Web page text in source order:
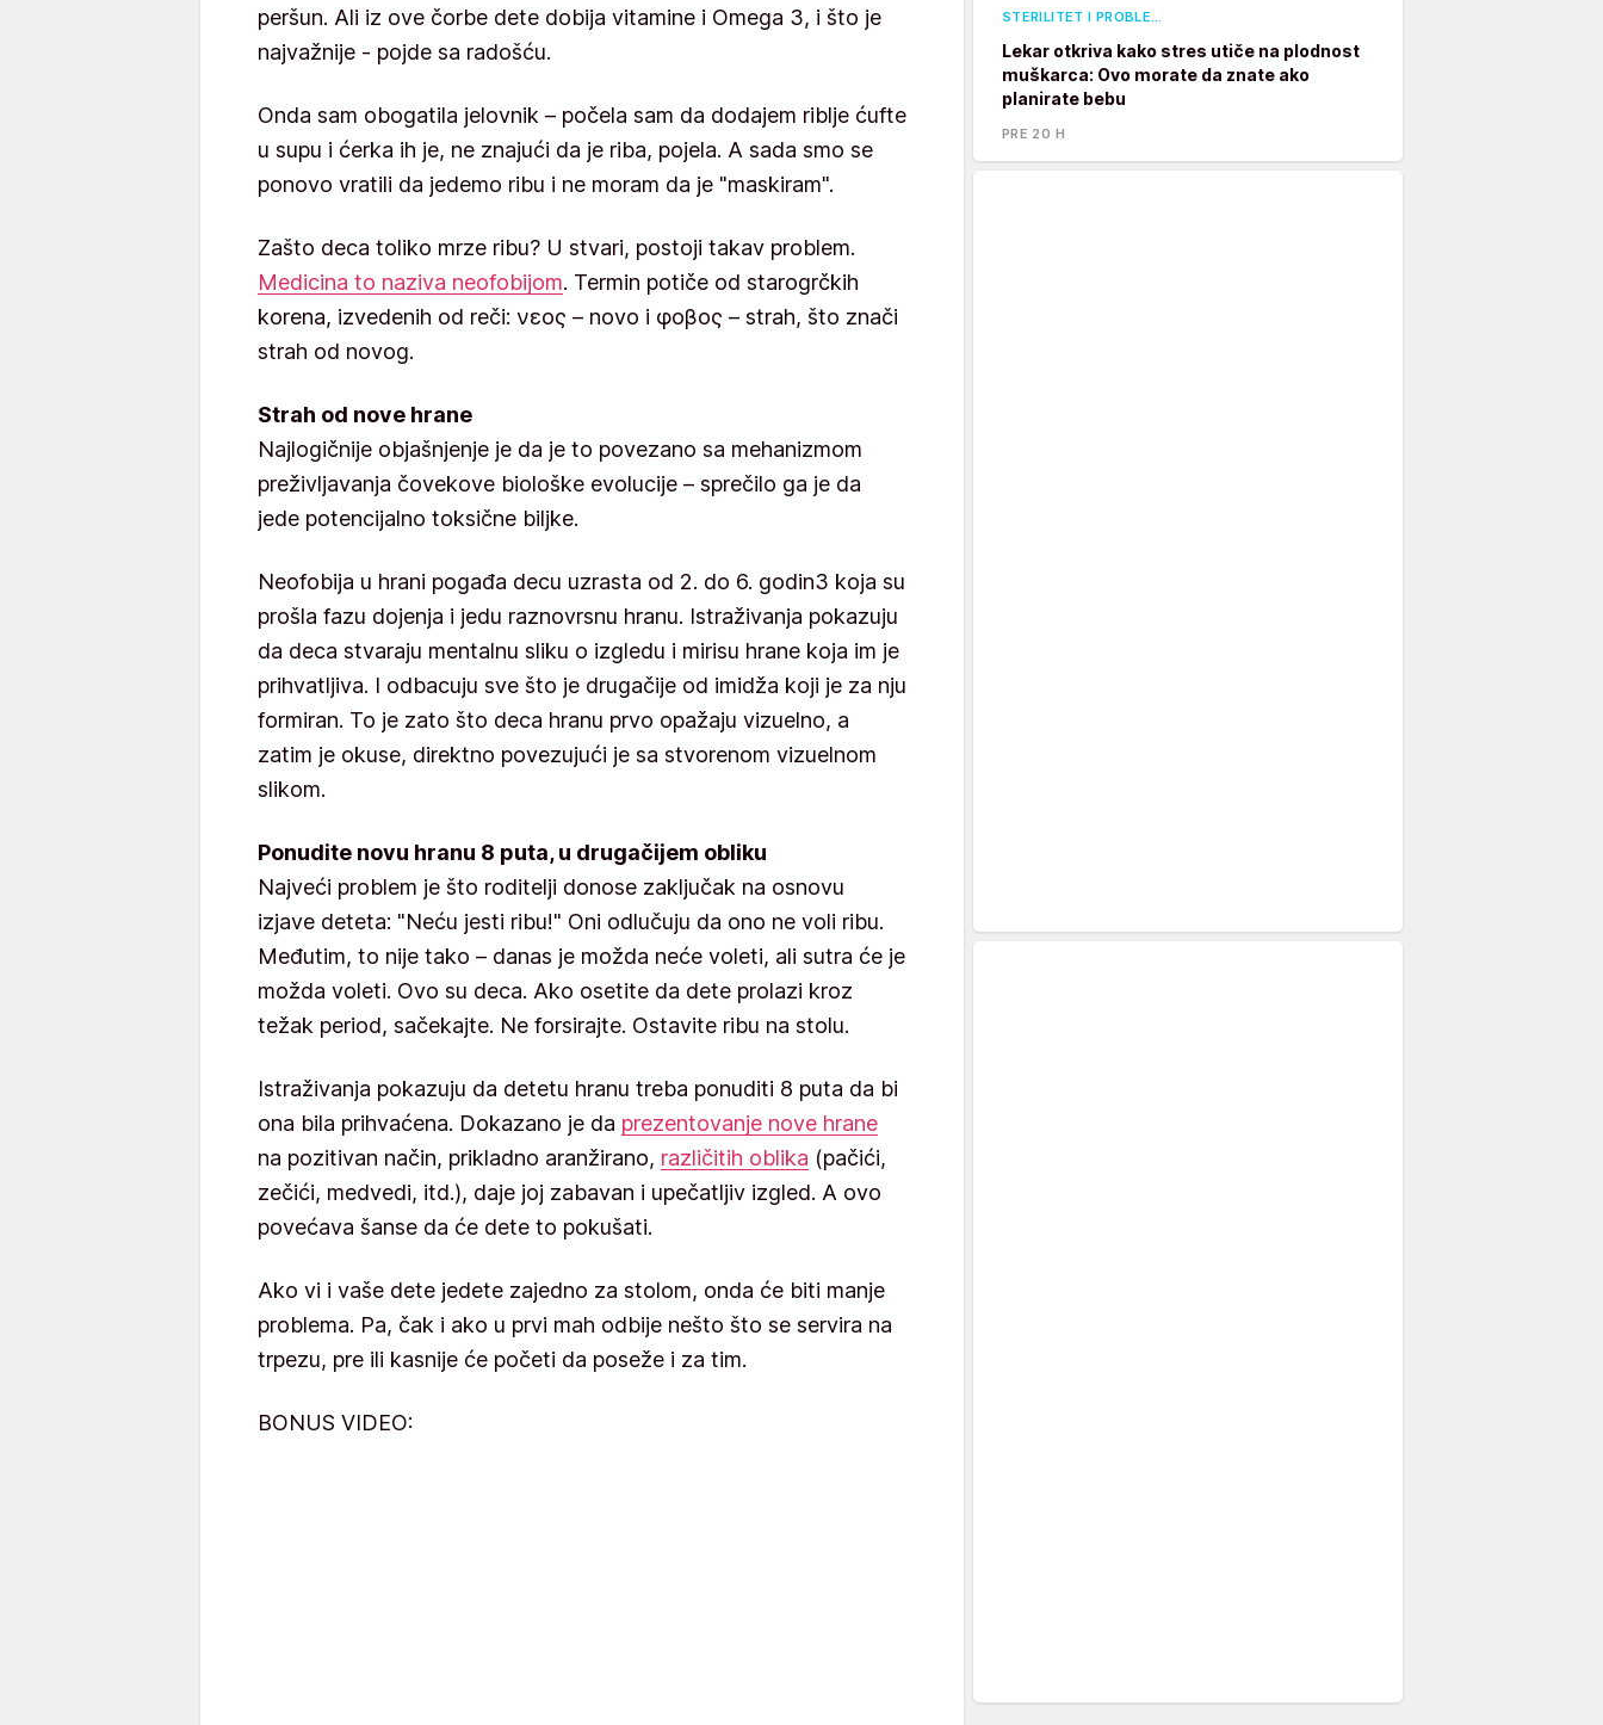
peršun. Ali iz ove čorbe dete dobija vitamine i Omega 3, i što je
najvažnije - pojde sa radošću.
Onda sam obogatila jelovnik – počela sam da dodajem riblje ćufte
u supu i ćerka ih je, ne znajući da je riba, pojela. A sada smo se
ponovo vratili da jedemo ribu i ne moram da je "maskiram".
Zašto deca toliko mrze ribu? U stvari, postoji takav problem.
Medicina to naziva neofobijom. Termin potiče od starogrčkih
korena, izvedenih od reči: νεος – novo i φοβος – strah, što znači
strah od novog.
Strah od nove hrane
Najlogičnije objašnjenje je da je to povezano sa mehanizmom
preživljavanja čovekove biološke evolucije – sprečilo ga je da
jede potencijalno toksične biljke.
Neofobija u hrani pogađa decu uzrasta od 2. do 6. godin3 koja su
prošla fazu dojenja i jedu raznovrsnu hranu. Istraživanja pokazuju
da deca stvaraju mentalnu sliku o izgledu i mirisu hrane koja im je
prihvatljiva. I odbacuju sve što je drugačije od imidža koji je za nju
formiran. To je zato što deca hranu prvo opažaju vizuelno, a
zatim je okuse, direktno povezujući je sa stvorenom vizuelnom
slikom.
Ponudite novu hranu 8 puta, u drugačijem obliku
Najveći problem je što roditelji donose zaključak na osnovu
izjave deteta: "Neću jesti ribu!" Oni odlučuju da ono ne voli ribu.
Međutim, to nije tako – danas je možda neće voleti, ali sutra će je
možda voleti. Ovo su deca. Ako osetite da dete prolazi kroz
težak period, sačekajte. Ne forsirajte. Ostavite ribu na stolu.
Istraživanja pokazuju da detetu hranu treba ponuditi 8 puta da bi
ona bila prihvaćena. Dokazano je da prezentovanje nove hrane
na pozitivan način, prikladno aranžirano, različitih oblika (pačići,
zečići, medvedi, itd.), daje joj zabavan i upečatljiv izgled. A ovo
povećava šanse da će dete to pokušati.
Ako vi i vaše dete jedete zajedno za stolom, onda će biti manje
problema. Pa, čak i ako u prvi mah odbije nešto što se servira na
trpezu, pre ili kasnije će početi da poseže i za tim.
BONUS VIDEO:
STERILITET I PROBLE…
Lekar otkriva kako stres utiče na plodnost
muškarca: Ovo morate da znate ako
planirate bebu
PRE 20 H